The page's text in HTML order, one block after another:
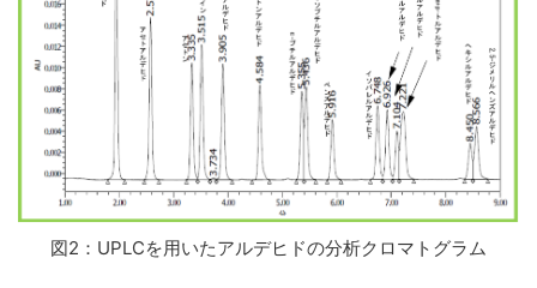
図2：UPLCを用いたアルデヒドの分析クロマトグラム